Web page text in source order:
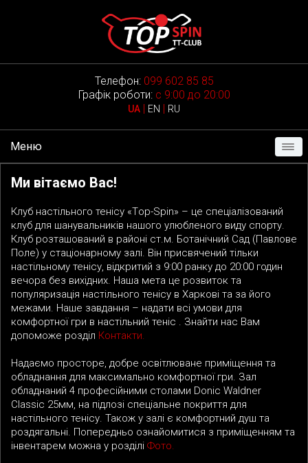
Телефон: 099 602 85 85
Графік роботи: с 9:00 до 20:00
UA | EN | RU
Меню
Ми вітаємо Вас!
Клуб настільного тенісу «Тop-Spin» – це спеціалізований
клуб для шанувальників нашого улюбленого виду спорту.
Клуб розташований в районі ст.м. Ботанічний Сад (Павлове
Поле) у стаціонарному залі. Він присвячений тільки
настільному тенісу, відкритий з 9:00 ранку до 20:00 годин
вечора без вихідних. Наша мета це розвиток та
популяризація настільного тенісу в Харкові та за його
межами. Наше завдання – надати всі умови для
комфортної гри в настільний теніс . Знайти нас Вам
допоможе розділ Контакти.
Надаємо просторе, добре освітлюване приміщення та
обладнання для максимально комфортної гри. Зал
обладнаний 4 професійними столами Donic Waldner
Classic 25мм, на підлозі спеціальне покриття для
настільного тенісу. Також у залі є комфортний душ та
роздягальні. Попередньо ознайомитися з приміщенням та
інвентарем можна у розділі Фото.